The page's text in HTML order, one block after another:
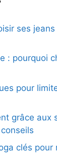
ses
: pourquoi
pour
grâce aux
clés pour